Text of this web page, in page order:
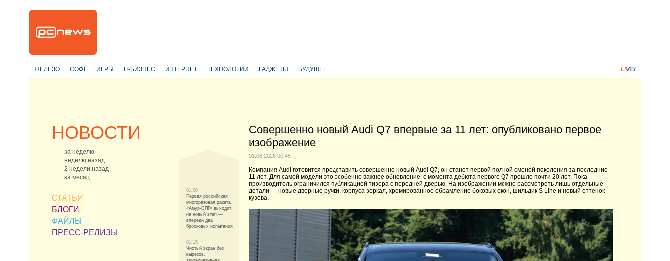
ЖЕЛЕЗО СОФТ ИГРЫ IT-БИЗНЕС ИНТЕРНЕТ ТЕХНОЛОГИИ ГАДЖЕТЫ БУДУЩЕЕ LIVE!
НОВОСТИ
за неделю
неделю назад
2 недели назад
за месяц
СТАТЬИ
БЛОГИ
ФАЙЛЫ
ПРЕСС-РЕЛИЗЫ
01:00
Первая российская
многоразовая ракета
«Амур-СПГ» выходит
на новый этап —
впереди два
бросковых испытания
01:15
Чистый экран без
вырезов,
альтернативная
Совершенно новый Audi Q7 впервые за 11 лет: опубликовано первое
изображение
03.06.2026 00:45
Компания Audi готовится представить совершенно новый Audi Q7, он станет первой полной сменой поколения за последние
11 лет. Для самой модели это особенно важное обновление: с момента дебюта первого Q7 прошло почти 20 лет. Пока
производитель ограничился публикацией тизера с передней дверью. На изображении можно рассмотреть лишь отдельные
детали — новые дверные ручки, корпуса зеркал, хромированное обрамление боковых окон, шильдик S Line и новый оттенок
кузова.